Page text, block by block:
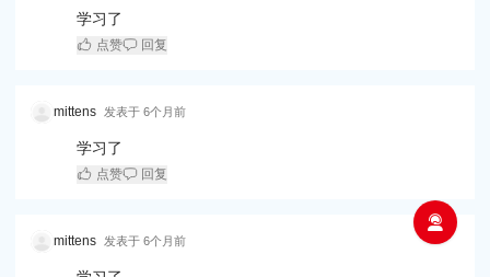
学习了
点赞 回复
mittens 发表于 6个月前
学习了
点赞 回复
mittens 发表于 6个月前